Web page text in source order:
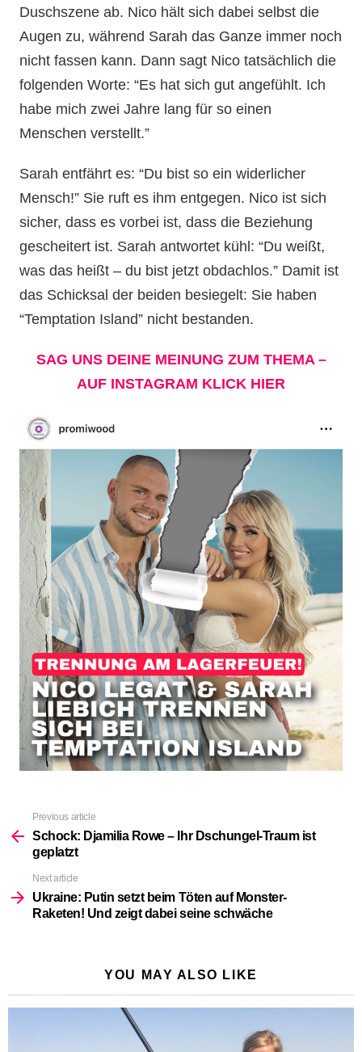
Duschszene ab. Nico hält sich dabei selbst die
Augen zu, während Sarah das Ganze immer noch
nicht fassen kann. Dann sagt Nico tatsächlich die
folgenden Worte: “Es hat sich gut angefühlt. Ich
habe mich zwei Jahre lang für so einen
Menschen verstellt.”
Sarah entfährt es: “Du bist so ein widerlicher
Mensch!” Sie ruft es ihm entgegen. Nico ist sich
sicher, dass es vorbei ist, dass die Beziehung
gescheitert ist. Sarah antwortet kühl: “Du weißt,
was das heißt – du bist jetzt obdachlos.” Damit ist
das Schicksal der beiden besiegelt: Sie haben
“Temptation Island” nicht bestanden.
SAG UNS DEINE MEINUNG ZUM THEMA –
AUF INSTAGRAM KLICK HIER
more
Previous article
Schock: Djamilia Rowe – Ihr Dschungel-Traum ist
geplatzt
Next article
Ukraine: Putin setzt beim Töten auf Monster-
Raketen! Und zeigt dabei seine schwäche
YOU MAY ALSO LIKE